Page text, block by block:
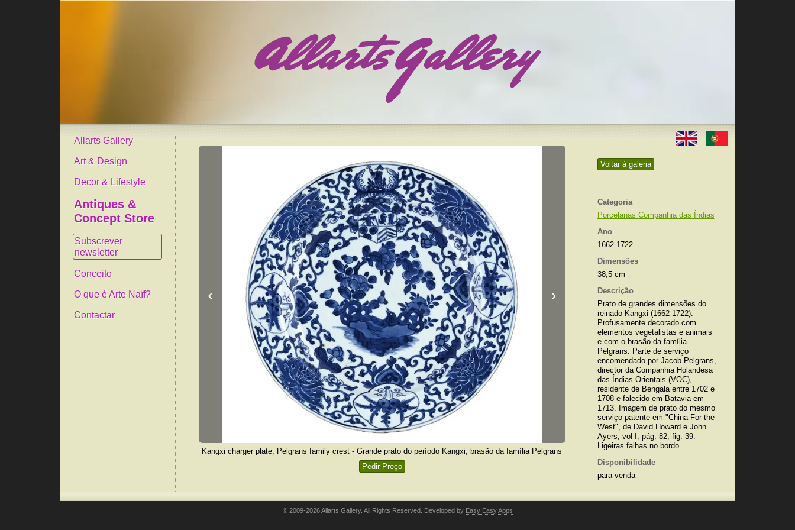
Allarts Gallery
Art & Design
Decor & Lifestyle
Antiques &
Concept Store
Subscrever
newsletter
Conceito
O que é Arte Naïf?
Contactar
Voltar à galeria
Categoria
Porcelanas Companhia das Índias
Ano
1662-1722
Dimensões
38,5 cm
Descrição
Prato de grandes dimensões do
reinado Kangxi (1662-1722).
Profusamente decorado com
elementos vegetalistas e animais
e com o brasão da família
Pelgrans. Parte de serviço
encomendado por Jacob Pelgrans,
director da Companhia Holandesa
das Índias Orientais (VOC),
residente de Bengala entre 1702 e
1708 e falecido em Batavia em
1713. Imagem de prato do mesmo
serviço patente em "China For the
West", de David Howard e John
Ayers, vol I, pág. 82, fig. 39.
Ligeiras falhas no bordo.
Disponibilidade
para venda
‹ ›
Kangxi charger plate, Pelgrans family crest - Grande prato do período Kangxi, brasão da família Pelgrans
Pedir Preço
© 2009-2026 Allarts Gallery. All Rights Reserved. Developed by Easy Easy Apps